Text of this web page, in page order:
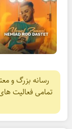
رسانه بزرگ و
تمامی فعالیت